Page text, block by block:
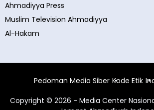
Ahmadiyya Press
Muslim Television Ahmadiyya
Al-Hakam
Pedoman Media Siber Kode Etik
Copyright © 2026 - Media Center